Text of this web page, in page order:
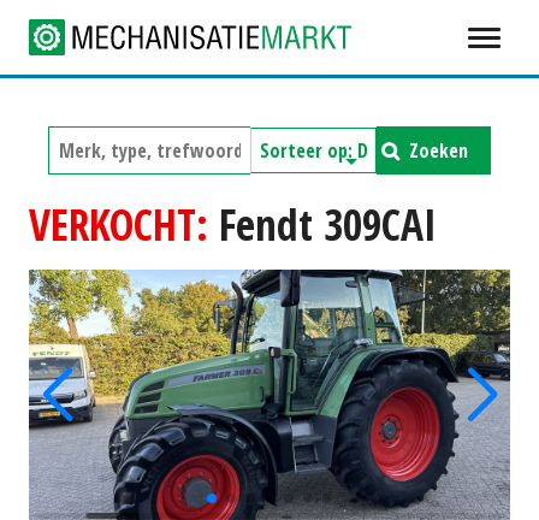
Zoeken
VERKOCHT: Fendt 309CAI